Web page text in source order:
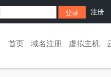
注册
首页 域名注册 虚拟主机